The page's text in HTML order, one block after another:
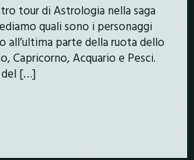
tour di Astrologia nella saga
quali sono i personaggi
all’ultima parte della ruota dello
Capricorno, Acquario e Pesci.
[…]